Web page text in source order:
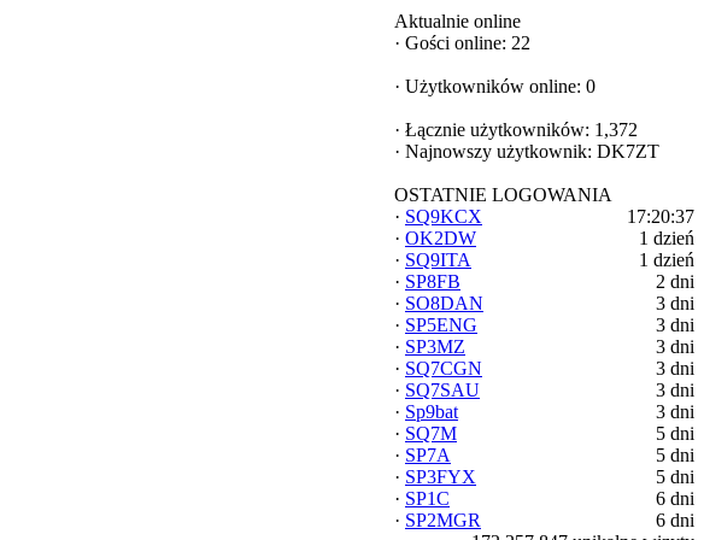
Aktualnie online
· Gości online: 22
· Użytkowników online: 0
· Łącznie użytkowników: 1,372
· Najnowszy użytkownik: DK7ZT
OSTATNIE LOGOWANIA
· SQ9KCX
17:20:37
· OK2DW
1 dzień
· SQ9ITA
1 dzień
· SP8FB
2 dni
· SO8DAN
3 dni
· SP5ENG
3 dni
· SP3MZ
3 dni
· SQ7CGN
3 dni
· SQ7SAU
3 dni
· Sp9bat
3 dni
· SQ7M
5 dni
· SP7A
5 dni
· SP3FYX
5 dni
· SP1C
6 dni
· SP2MGR
6 dni